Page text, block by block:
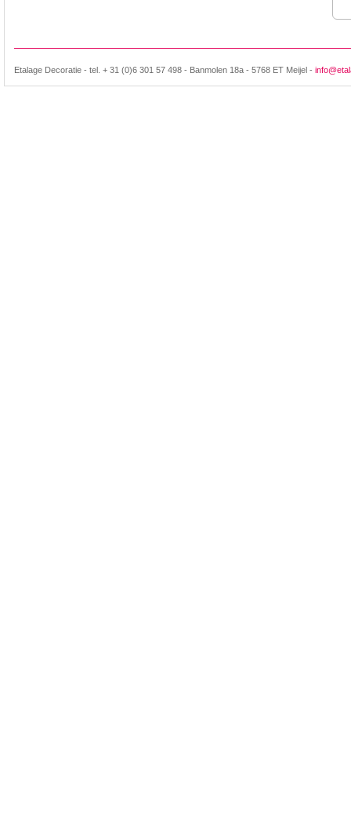
Etalage Decoratie - tel. + 31 (0)6 301 57 498 - Banmolen 18a - 5768 ET Meijel -